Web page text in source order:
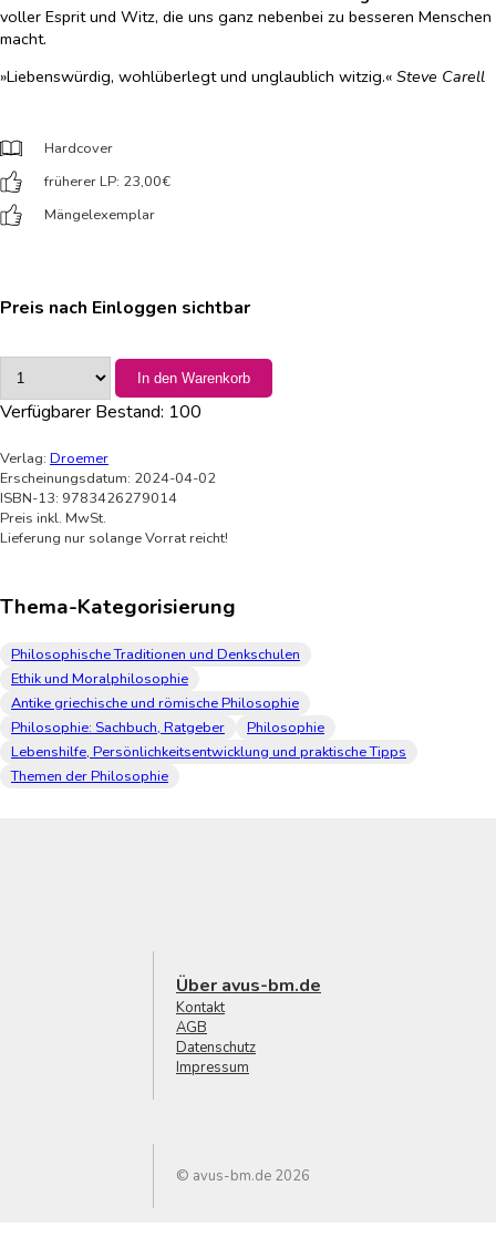
voller Esprit und Witz, die uns ganz nebenbei zu besseren Menschen
macht.
»Liebenswürdig, wohlüberlegt und unglaublich witzig.« Steve Carell
Hardcover
früherer LP: 23,00€
Mängelexemplar
Preis nach Einloggen sichtbar
In den Warenkorb
Verfügbarer Bestand: 100
Verlag: Droemer
Erscheinungsdatum: 2024-04-02
ISBN-13: 9783426279014
Preis inkl. MwSt.
Lieferung nur solange Vorrat reicht!
Thema-Kategorisierung
Philosophische Traditionen und Denkschulen
Ethik und Moralphilosophie
Antike griechische und römische Philosophie
Philosophie: Sachbuch, Ratgeber
Philosophie
Lebenshilfe, Persönlichkeitsentwicklung und praktische Tipps
Themen der Philosophie
Über avus-bm.de
Kontakt
AGB
Datenschutz
Impressum
© avus-bm.de 2026